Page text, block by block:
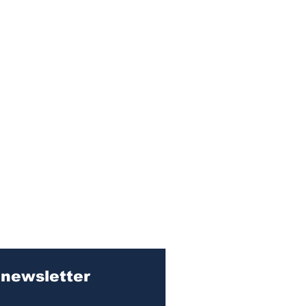
Pour recevoir notre newsletter